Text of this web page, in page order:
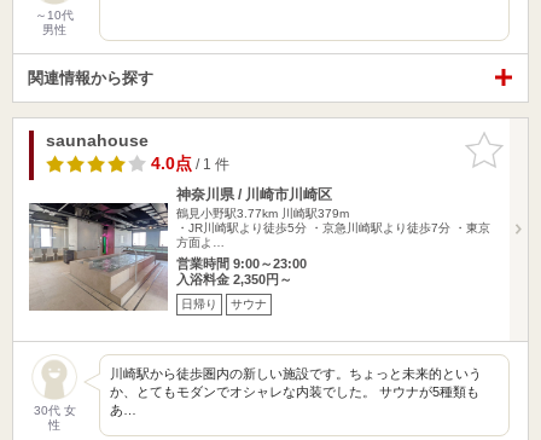
～10代
男性
関連情報から探す
お気に入
りに追加
saunahouse
4.0点/ 1 件
神奈川県 / 川崎市川崎区
鶴見小野駅3.77km
川崎駅379m
・JR川崎駅より徒歩5分 ・京急川崎駅より徒歩7分 ・東京
方面よ…
営業時間 9:00～23:00
入浴料金 2,350円～
日帰り サウナ
30代 女
性
川崎駅から徒歩圏内の新しい施設です。ちょっと未来的という
か、とてもモダンでオシャレな内装でした。 サウナが5種類も
あ…